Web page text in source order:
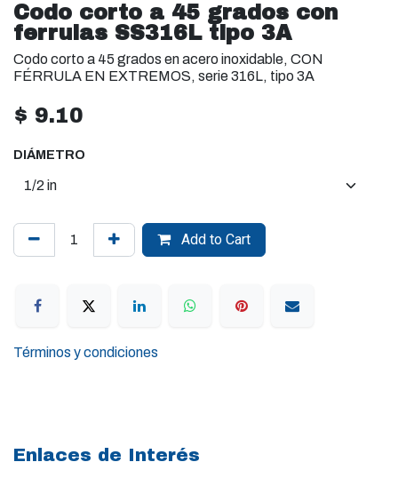
Codo corto a 45 grados con
ferrulas SS316L tipo 3A
Codo corto a 45 grados en acero inoxidable, CON
FÉRRULA EN EXTREMOS, serie 316L, tipo 3A
$ 9.10
DIÁMETRO
Add to Cart
Términos y condiciones
Enlaces de Interés